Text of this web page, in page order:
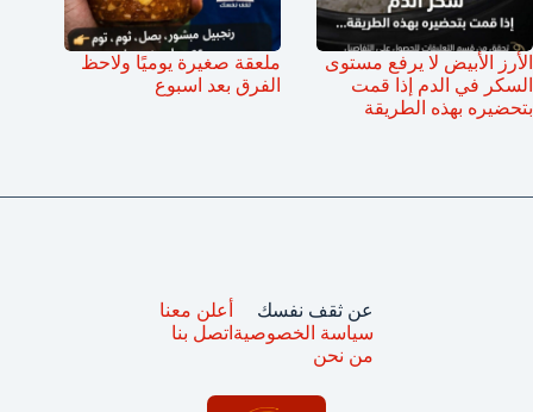
الأرز الأبيض لا يرفع مستوى
السكر في الدم إذا قمت
بتحضيره بهذه الطريقة
ملعقة صغيرة يوميًا ولاحظ
الفرق بعد اسبوع
عن ثقف نفسك
سياسة الخصوصية
من نحن
أعلن معنا
اتصل بنا